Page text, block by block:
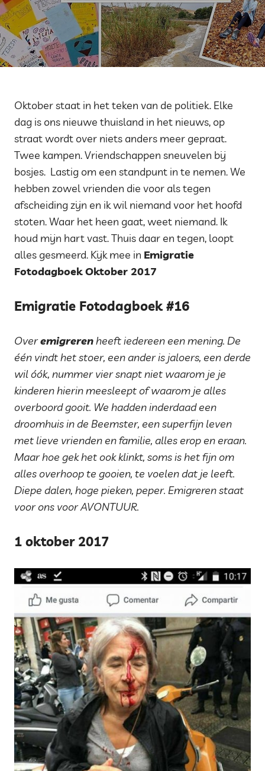
Oktober staat in het teken van de politiek. Elke
dag is ons nieuwe thuisland in het nieuws, op
straat wordt over niets anders meer gepraat.
Twee kampen. Vriendschappen sneuvelen bij
bosjes. Lastig om een standpunt in te nemen. We
hebben zowel vrienden die voor als tegen
afscheiding zijn en ik wil niemand voor het hoofd
stoten. Waar het heen gaat, weet niemand. Ik
houd mijn hart vast. Thuis daar en tegen, loopt
alles gesmeerd. Kijk mee in Emigratie
Fotodagboek Oktober 2017
Emigratie Fotodagboek #16
Overemigrerenheeft iedereen een mening. De
één vindt het stoer, een ander is jaloers, een derde
wil óók, nummer vier snapt niet waarom je je
kinderen hierin meesleept of waarom je alles
overboord gooit. We hadden inderdaad een
droomhuis in de Beemster, een superfijn leven
met lieve vrienden en familie, alles erop en eraan.
Maar hoe gek het ook klinkt, soms is het fijn om
alles overhoop te gooien, te voelen dat je leeft.
Diepe dalen, hoge pieken, peper. Emigreren staat
voor ons voor AVONTUUR.
1 oktober 2017